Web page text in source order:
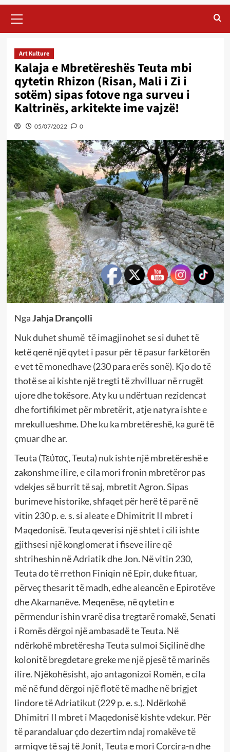
Menu
Art Kulture
Kalaja e Mbretëreshës Teuta mbi
qytetin Rhizon (Risan, Mali i Zi i
sotëm) sipas fotove nga surveu i
Kaltrinës, arkitekte ime vajzë!
05/07/2022 0
NgaJahja Drançolli
Nuk duhet shumë të imagjinohet se si duhet të
ketë qenë një qytet i pasur për të pasur farkëtorën
e vet të monedhave (230 para erës sonë). Kjo do të
thotë se ai kishte një tregti të zhvilluar në rrugët
ujore dhe tokësore. Aty ku u ndërtuan rezidencat
dhe fortifikimet për mbretërit, atje natyra ishte e
mrekullueshme. Dhe ku ka mbretëreshë, ka gurë të
çmuar dhe ar.
Teuta (Τεύτας, Teuta) nuk ishte një mbretëreshë e
zakonshme ilire, e cila mori fronin mbretëror pas
vdekjes së burrit të saj, mbretit Agron. Sipas
burimeve historike, shfaqet për herë të parë në
vitin 230 p. e. s. si aleate e Dhimitrit II mbret i
Maqedonisë. Teuta qeverisi një shtet i cili ishte
gjithsesi një konglomerat i fiseve ilire që
shtriheshin në Adriatik dhe Jon. Në vitin 230,
Teuta do të rrethon Finiqin në Epir, duke fituar,
përveç thesarit të madh, edhe aleancën e Epirotëve
dhe Akarnanëve. Meqenëse, në qytetin e
përmendur ishin vrarë disa tregtarë romakë, Senati
i Romës dërgoi një ambasadë te Teuta. Në
ndërkohë mbretëresha Teuta sulmoi Siçilinë dhe
kolonitë bregdetare greke me një pjesë të marinës
ilire. Njëkohësisht, ajo antagonizoi Romën, e cila
më në fund dërgoi një flotë të madhe në brigjet
lindore të Adriatikut (229 p. e. s.). Ndërkohë
Dhimitri II mbret i Maqedonisë kishte vdekur. Për
të parandaluar çdo dezertim ndaj romakëve të
armiqve të saj të Jonit, Teuta e mori Corcira-n dhe